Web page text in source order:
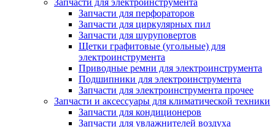
Запчасти для электроинструмента
Запчасти для перфораторов
Запчасти для циркулярных пил
Запчасти для шуруповертов
Щетки графитовые (угольные) для
электроинструмента
Приводные ремни для электроинструмента
Подшипники для электроинструмента
Запчасти для электроинструмента прочее
Запчасти и аксессуары для климатической техники
Запчасти для кондиционеров
Запчасти для увлажнителей воздуха